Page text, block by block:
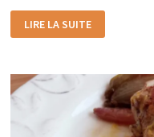
AU
FOUR
MOUTARDE
LIRE LA SUITE